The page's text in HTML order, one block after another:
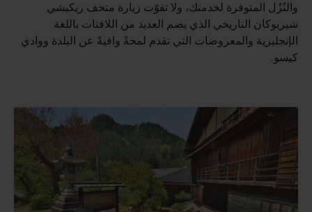
والنُزُل المتوفرة لخدمتك، ولا تفوّت زيارة متحف ريكيشي
شيريوكان التاريخي الذي يضم العديد من اللافتات باللغة
الإنجليزية والمعروضات التي تقدم لمحةً وافيةً عن البلدة ووادي
كيسو.